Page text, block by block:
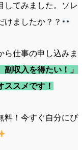
してみました。ソレ
けましたか？？
ら仕事の申し込みま
副収入を得たい！」
ススメです！
料！今すぐ自分にぴ